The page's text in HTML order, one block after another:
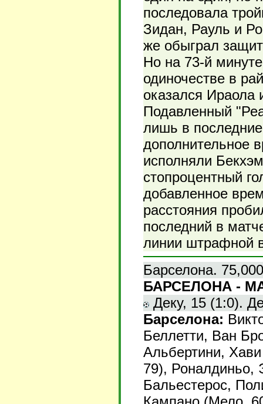
последовала
Зидан, Рауль и
же обыграл
Но на 73-й
одиночестве в
оказался Ираола
Подавленный
лишь в
дополнительное
исполняли
стопроцентный
добавленное
расстояния
последний в
линии штрафной
Барселона.
БАРСЕЛОНА -
Деку, 15 (1:0).
Барселона:
Беллетти, Ван
Альбертини,
79), Роналдиньо,
Бальестерос,